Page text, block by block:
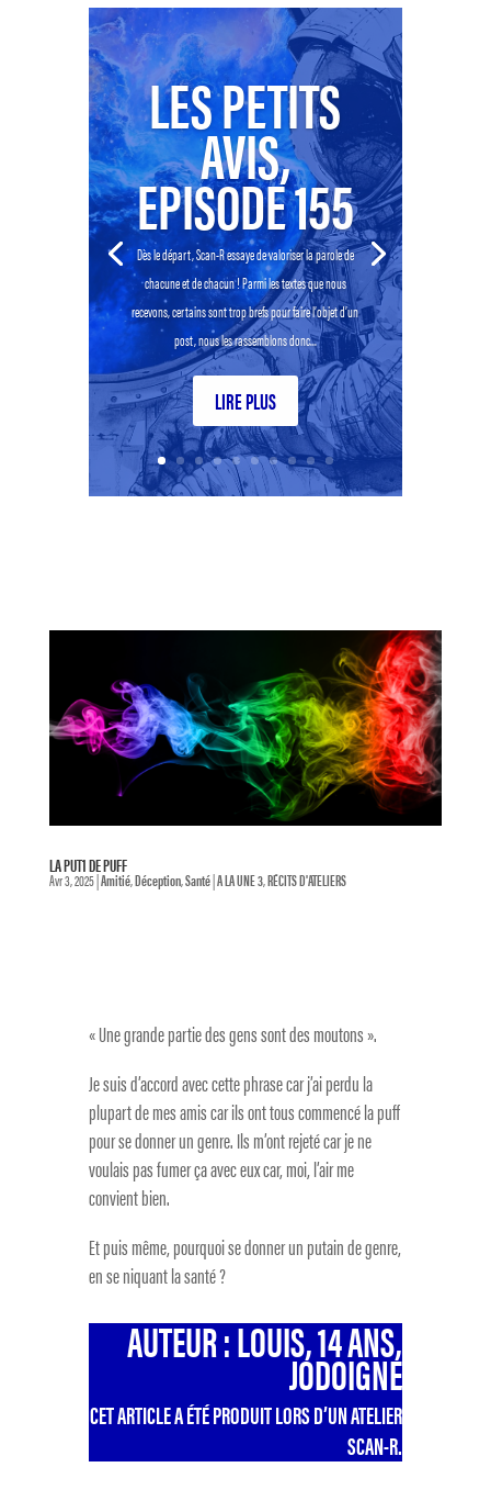
LES PETITS
AVIS,
EPISODE 155
Dès le départ, Scan-R essaye de valoriser la parole de
chacune et de chacun ! Parmi les textes que nous
recevons, certains sont trop brefs pour faire l’objet d’un
post, nous les rassemblons donc...
LIRE PLUS
LA PUT1 DE PUFF
Avr 3, 2025|Amitié,Déception,Santé|A LA UNE 3,RÉCITS D'ATELIERS
« Une grande partie des gens sont des moutons ».
Je suis d’accord avec cette phrase car j’ai perdu la
plupart de mes amis car ils ont tous commencé la puff
pour se donner un genre. Ils m’ont rejeté car je ne
voulais pas fumer ça avec eux car, moi, l’air me
convient bien.
Et puis même, pourquoi se donner un putain de genre,
en se niquant la santé ?
AUTEUR : LOUIS, 14 ANS,
JODOIGNE
CET ARTICLE A ÉTÉ PRODUIT LORS D’UN ATELIER
SCAN-R.